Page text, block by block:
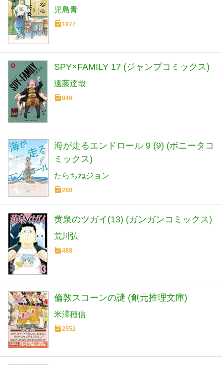
児島青
1877
SPY×FAMILY 17 (ジャンプコミックス)
遠藤達哉
849
海が走るエンドロール 9 (9) (ボニータコ
ミックス)
たらちねジョン
280
黄泉のツガイ(13) (ガンガンコミックス)
荒川弘
488
倫敦スコーンの謎 (創元推理文庫)
米澤穂信
2552